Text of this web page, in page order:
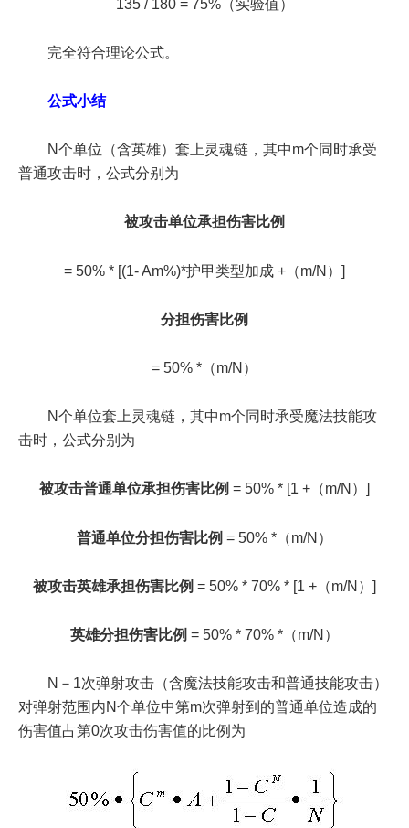
135 / 180 = 75%（实验值）
完全符合理论公式。
公式小结
N个单位（含英雄）套上灵魂链，其中m个同时承受
普通攻击时，公式分别为
被攻击单位承担伤害比例
= 50% * [(1- Am%)*护甲类型加成 +（m/N）]
分担伤害比例
= 50% *（m/N）
N个单位套上灵魂链，其中m个同时承受魔法技能攻
击时，公式分别为
被攻击普通单位承担伤害比例 = 50% * [1 +（m/N）]
普通单位分担伤害比例 = 50% *（m/N）
被攻击英雄承担伤害比例 = 50% * 70% * [1 +（m/N）]
英雄分担伤害比例 = 50% * 70% *（m/N）
N－1次弹射攻击（含魔法技能攻击和普通技能攻击）
对弹射范围内N个单位中第m次弹射到的普通单位造成的
伤害值占第0次攻击伤害值的比例为